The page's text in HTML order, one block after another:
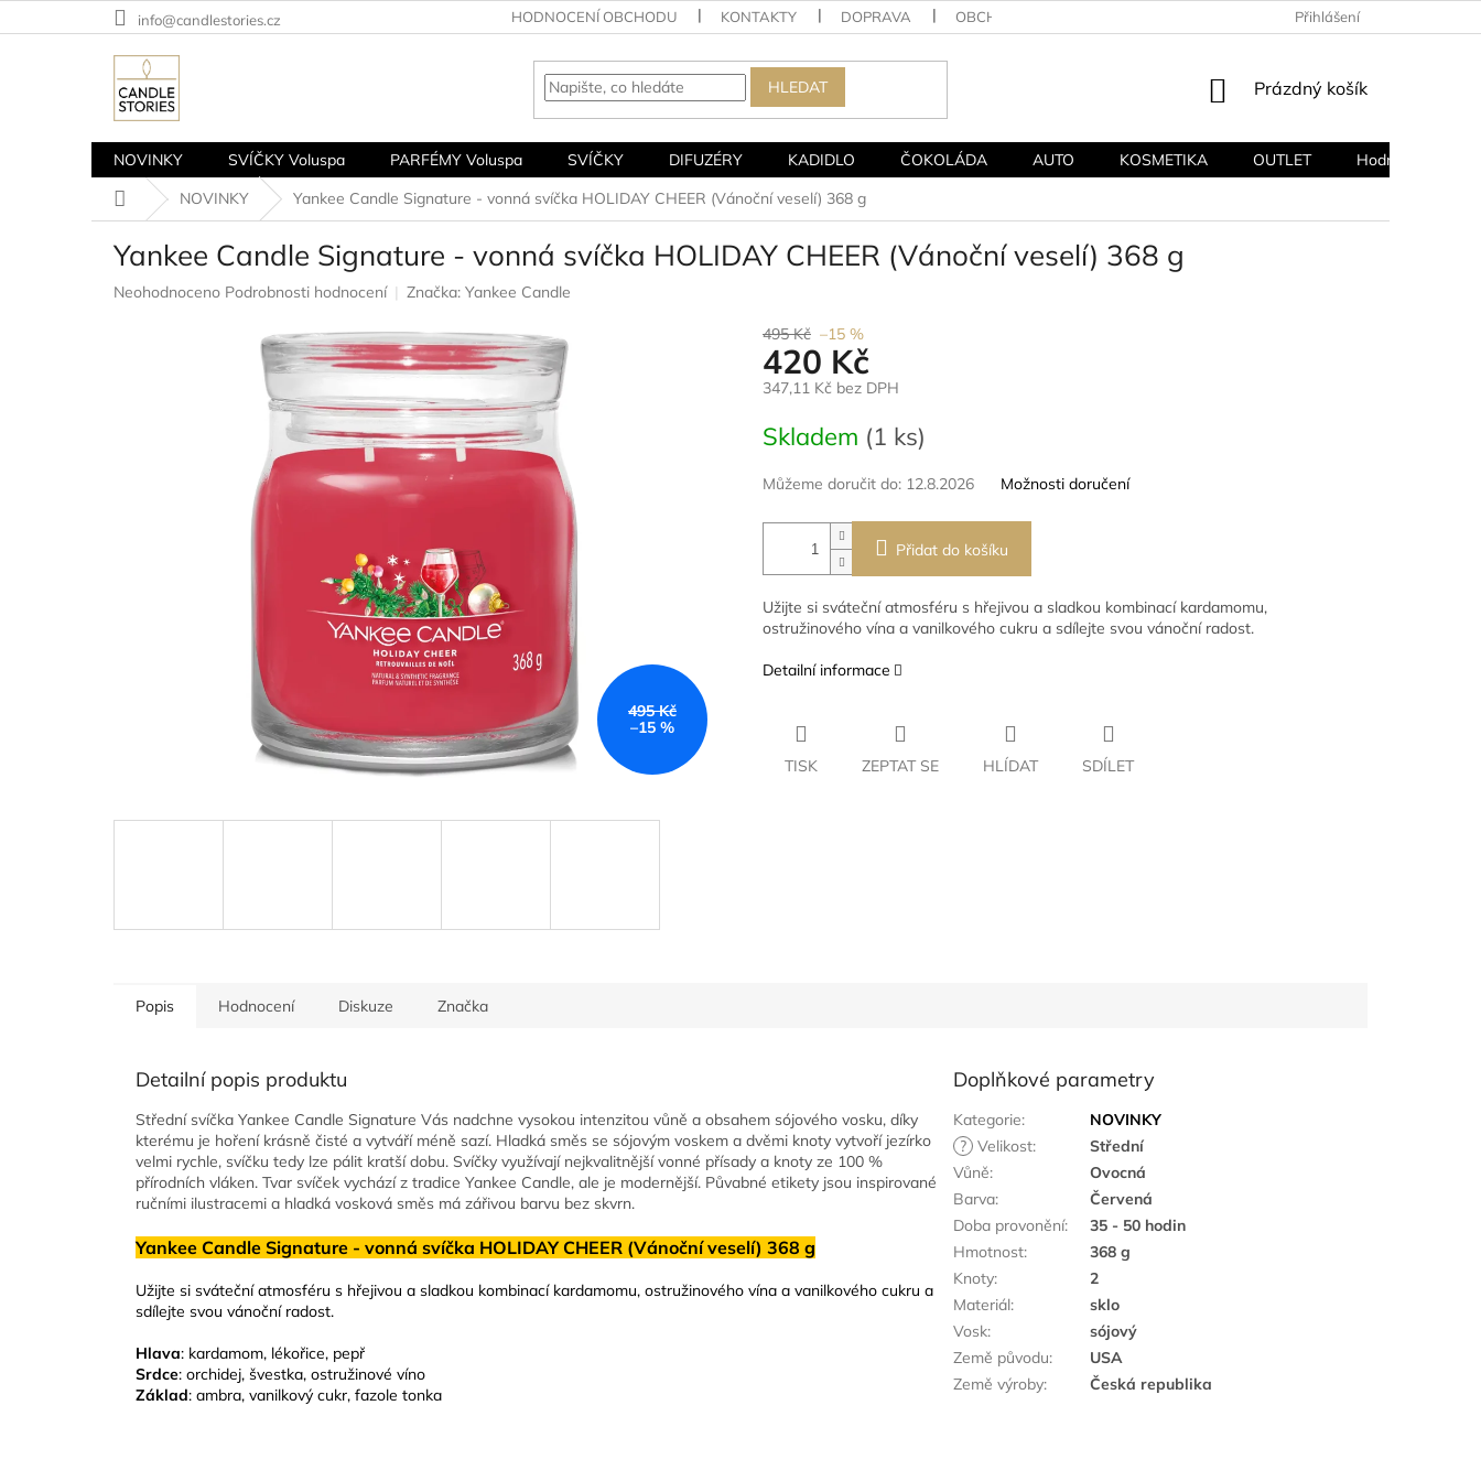
na
info@candlestories.cz HODNOCENÍ OBCHODU KONTAKTY DOPRAVA OBCHODNÍ PODMÍNKY PODMÍNKY OCHRANY OSOBNÍCH ÚDAJŮ
Přihlášení
HLEDAT
NÁKUPNÍ
Prázdný košík
NOVINKY SVÍČKY Voluspa PARFÉMY Voluspa SVÍČKY DIFUZÉRY KADIDLO ČOKOLÁDA AUTO KOSMETIKA OUTLET
Hodnocení
Domů
NOVINKY Yankee Candle Signature - vonná svíčka HOLIDAY CHEER (Vánoční veselí) 368 g
Yankee Candle Signature - vonná svíčka HOLIDAY CHEER (Vánoční veselí) 368 g
Průměrné
Neohodnoceno Podrobnosti hodnocení Značka: Yankee Candle
495 Kč
–15 %
495 Kč –15 %
420 Kč
347,11 Kč bez DPH
cena:
Skladem (1 ks)
Můžeme doručit do: 12.8.2026 Možnosti doručení
Přidat do košíku
Užijte si sváteční atmosféru s hřejivou a sladkou kombinací kardamomu,
ostružinového vína a vanilkového cukru a sdílejte svou vánoční radost.
Detailní informace
TISK ZEPTAT SE HLÍDAT SDÍLET
Popis Hodnocení Diskuze Značka
Detailní popis produktu
Střední svíčka Yankee Candle Signature Vás nadchne vysokou intenzitou vůně a obsahem sójového vosku, díky
kterému je hoření krásně čisté a vytváří méně sazí. Hladká směs se sójovým voskem a dvěmi knoty vytvoří jezírko
velmi rychle, svíčku tedy lze pálit kratší dobu. Svíčky využívají nejkvalitnější vonné přísady a knoty ze 100 %
přírodních vláken. Tvar svíček vychází z tradice Yankee Candle, ale je modernější. Půvabné etikety jsou inspirované
ručními ilustracemi a hladká vosková směs má zářivou barvu bez skvrn.
Yankee Candle Signature - vonná svíčka HOLIDAY CHEER (Vánoční veselí) 368 g
Užijte si sváteční atmosféru s hřejivou a sladkou kombinací kardamomu, ostružinového vína a vanilkového cukru a
sdílejte svou vánoční radost.
Hlava: kardamom, lékořice, pepř
Srdce: orchidej, švestka, ostružinové víno
Základ: ambra, vanilkový cukr, fazole tonka
Doplňkové parametry
Kategorie:
NOVINKY
? Velikost:
Střední
Vůně:
Ovocná
Barva:
Červená
Doba provonění:
35 - 50 hodin
Hmotnost:
368 g
Knoty:
2
Materiál:
sklo
Vosk:
sójový
Země původu:
USA
Země výroby: Česká republika